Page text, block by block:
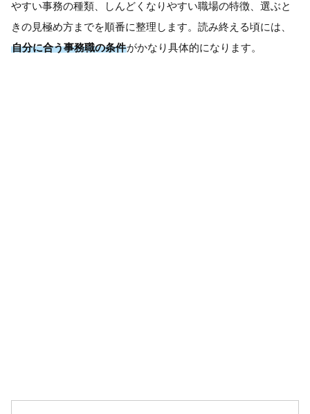
やすい事務の種類、しんどくなりやすい職場の特徴、選ぶと
きの見極め方までを順番に整理します。読み終える頃には、
自分に合う事務職の条件がかなり具体的になります。